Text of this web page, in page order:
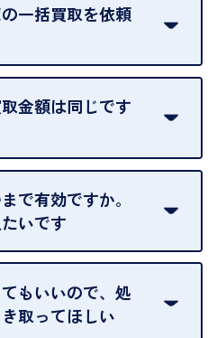
一括買取を依頼
。出張買取をご利用くださ
します。
金額は同じです
。
々変動するため、査定した日
ることはございます。
で有効ですか。
いです
です。
るため、翌日には査定額が変
。
もいいので、処
取ってほしい